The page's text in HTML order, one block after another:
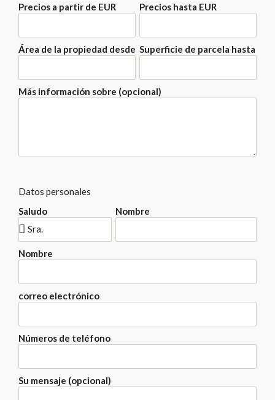
Precios a partir de EUR Precios hasta EUR
Área de la propiedad desde Superficie de parcela hasta
Más información sobre (opcional)
Datos personales
Saludo
Nombre
Nombre
correo electrónico
Números de teléfono
Su mensaje (opcional)